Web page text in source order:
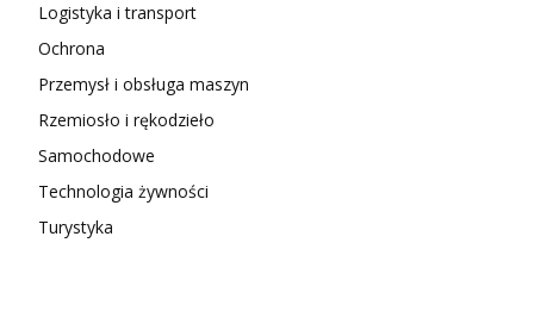
Logistyka i transport
Ochrona
Przemysł i obsługa maszyn
Rzemiosło i rękodzieło
Samochodowe
Technologia żywności
Turystyka